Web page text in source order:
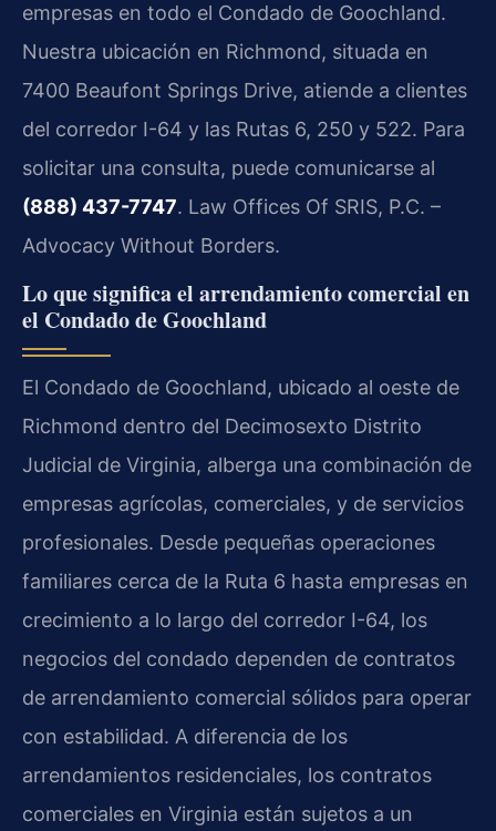
empresas en todo el Condado de Goochland.
Nuestra ubicación en Richmond, situada en
7400 Beaufont Springs Drive, atiende a clientes
del corredor I-64 y las Rutas 6, 250 y 522. Para
solicitar una consulta, puede comunicarse al
(888) 437-7747. Law Offices Of SRIS, P.C. –
Advocacy Without Borders.
Lo que significa el arrendamiento comercial en
el Condado de Goochland
El Condado de Goochland, ubicado al oeste de
Richmond dentro del Decimosexto Distrito
Judicial de Virginia, alberga una combinación de
empresas agrícolas, comerciales, y de servicios
profesionales. Desde pequeñas operaciones
familiares cerca de la Ruta 6 hasta empresas en
crecimiento a lo largo del corredor I-64, los
negocios del condado dependen de contratos
de arrendamiento comercial sólidos para operar
con estabilidad. A diferencia de los
arrendamientos residenciales, los contratos
comerciales en Virginia están sujetos a un